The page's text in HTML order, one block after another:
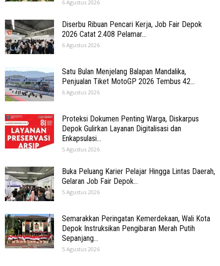
6 Agustus 2026
Diserbu Ribuan Pencari Kerja, Job Fair Depok
2026 Catat 2.408 Pelamar...
6 Agustus 2026
Satu Bulan Menjelang Balapan Mandalika,
Penjualan Tiket MotoGP 2026 Tembus 42...
6 Agustus 2026
Proteksi Dokumen Penting Warga, Diskarpus
Depok Gulirkan Layanan Digitalisasi dan
Enkapsulasi...
5 Agustus 2026
Buka Peluang Karier Pelajar Hingga Lintas Daerah,
Gelaran Job Fair Depok...
5 Agustus 2026
Semarakkan Peringatan Kemerdekaan, Wali Kota
Depok Instruksikan Pengibaran Merah Putih
Sepanjang...
5 Agustus 2026